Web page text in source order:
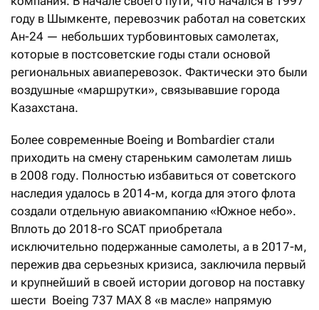
году в Шымкенте, перевозчик работал на советских
Ан-24 — небольших турбовинтовых самолетах,
которые в постсоветские годы стали основой
региональных авиаперевозок. Фактически это были
воздушные «маршрутки», связывавшие города
Казахстана.
Более современные Boeing и Bombardier стали
приходить на смену стареньким самолетам лишь
в 2008 году. Полностью избавиться от советского
наследия удалось в 2014-м, когда для этого флота
создали отдельную авиакомпанию «Южное небо».
Вплоть до 2018-го SCAT приобретала
исключительно подержанные самолеты, а в 2017-м,
пережив два серьезных кризиса, заключила первый
и крупнейший в своей истории договор на поставку
шести Boeing 737 MAX 8 «в масле» напрямую